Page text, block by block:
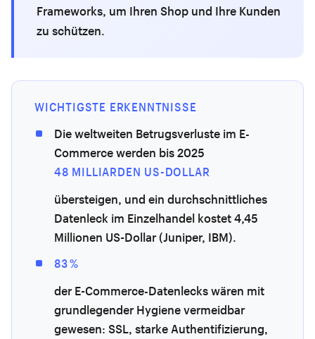
Frameworks, um Ihren Shop und Ihre Kunden
zu schützen.
WICHTIGSTE ERKENNTNISSE
Die weltweiten Betrugsverluste im E-
Commerce werden bis 2025
48 MILLIARDEN US-DOLLAR
übersteigen, und ein durchschnittliches
Datenleck im Einzelhandel kostet 4,45
Millionen US-Dollar (Juniper, IBM).
83 %
der E-Commerce-Datenlecks wären mit
grundlegender Hygiene vermeidbar
gewesen: SSL, starke Authentifizierung,